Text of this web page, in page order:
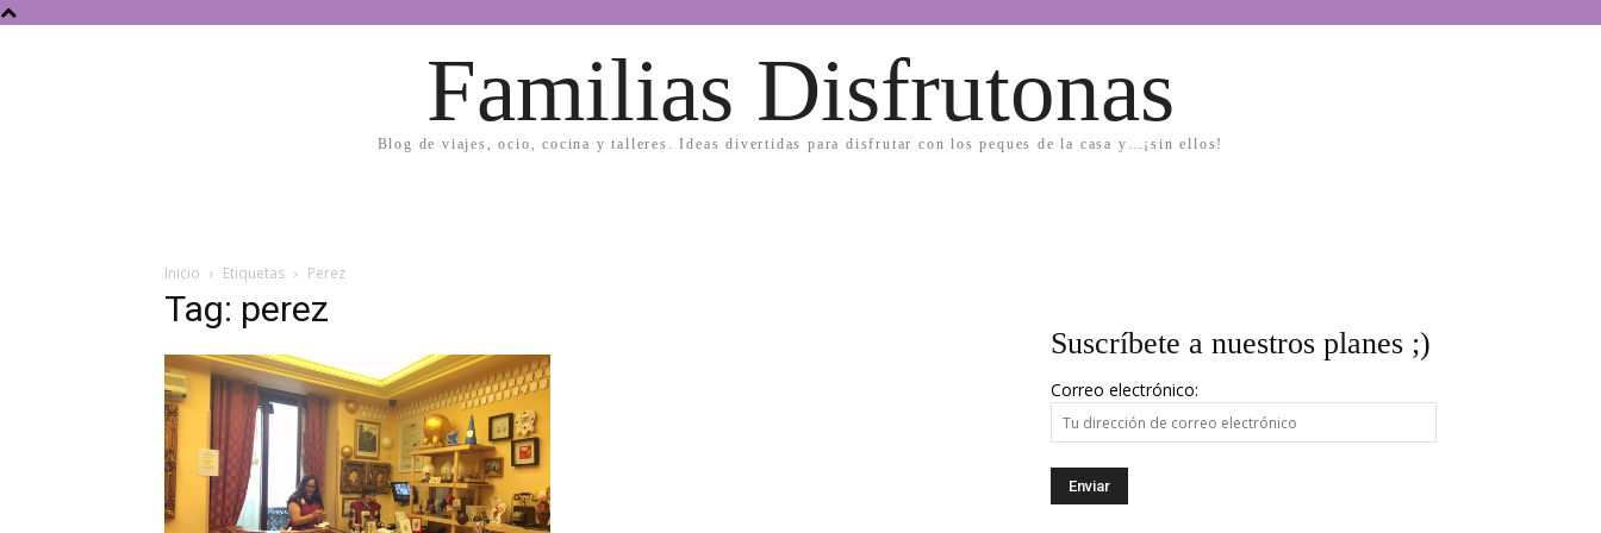
Familias Disfrutonas
Blog de viajes, ocio, cocina y talleres. Ideas divertidas para disfrutar con los peques de la casa y…¡sin ellos!
Inicio Etiquetas Perez
Tag: perez
Suscríbete a nuestros planes ;)
Correo electrónico: